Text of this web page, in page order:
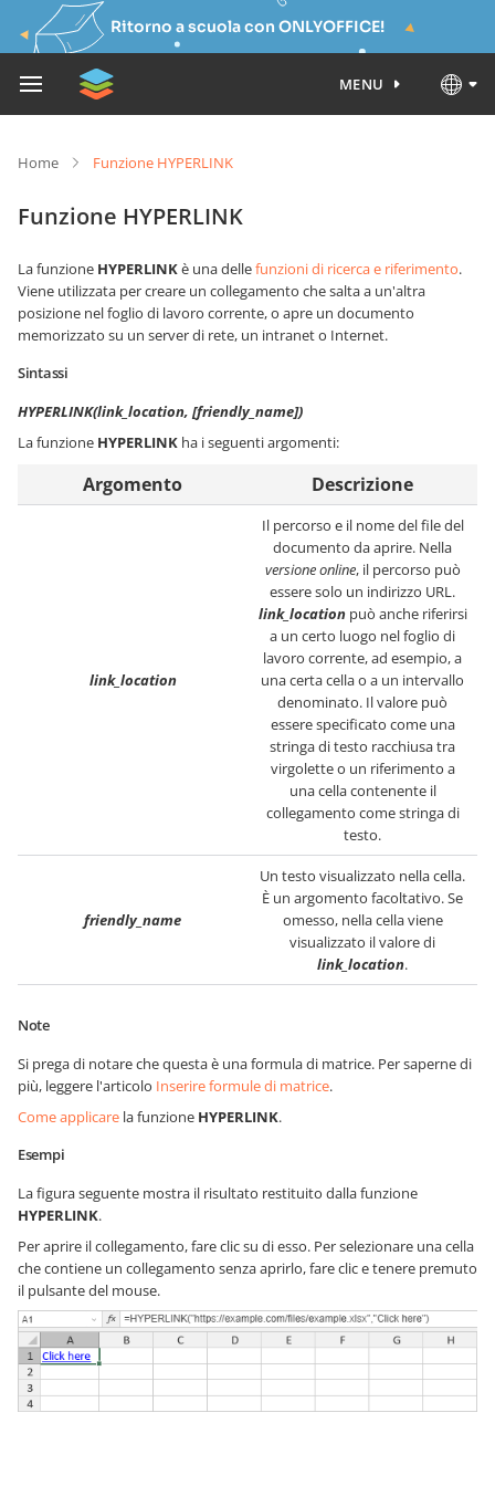
Ritorno a scuola con ONLYOFFICE!
MENU
Home Funzione HYPERLINK
Funzione HYPERLINK
La funzione HYPERLINKè una dellefunzioni di ricerca e riferimento.
Viene utilizzata per creare un collegamento che salta a un'altra
posizione nel foglio di lavoro corrente, o apre un documento
memorizzato su un server di rete, un intranet o Internet.
Sintassi
HYPERLINK(link_location, [friendly_name])
La funzione HYPERLINK ha i seguenti argomenti:
Argomento Descrizione
link_location
Il percorso e il nome del file del
documento da aprire. Nella
versione online, il percorso può
essere solo un indirizzo URL.
link_locationpuò anche riferirsi
a un certo luogo nel foglio di
lavoro corrente, ad esempio, a
una certa cella o a un intervallo
denominato. Il valore può
essere specificato come una
stringa di testo racchiusa tra
virgolette o un riferimento a
una cella contenente il
collegamento come stringa di
testo.
friendly_name
Un testo visualizzato nella cella.
È un argomento facoltativo. Se
omesso, nella cella viene
visualizzato il valore di
link_location.
Note
Si prega di notare che questa è una formula di matrice. Per saperne di
più, leggere l'articolo Inserire formule di matrice.
Come applicare la funzione HYPERLINK.
Esempi
La figura seguente mostra il risultato restituito dalla funzione
HYPERLINK.
Per aprire il collegamento, fare clic su di esso. Per selezionare una cella
che contiene un collegamento senza aprirlo, fare clic e tenere premuto
il pulsante del mouse.